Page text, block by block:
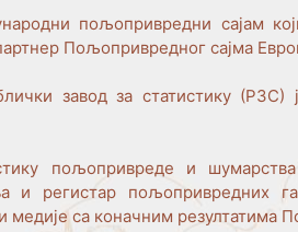
пољопривредни сајам који
Пољопривредног сајма
завод за статистику (РЗС)
пољопривреде и
и регистар пољопривредних
медије са коначним резултатима